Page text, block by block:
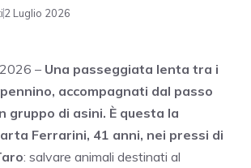
2 Luglio 2026
– Una passeggiata lenta tra i
accompagnati dal passo
gruppo di asini. È questa la
Ferrarini, 41 anni, nei pressi di
: salvare animali destinati al